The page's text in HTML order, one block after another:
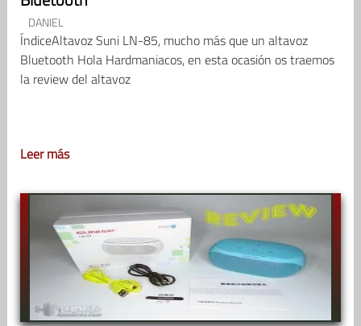
DANIEL
ÍndiceAltavoz Suni LN-85, mucho más que un altavoz
Bluetooth Hola Hardmaniacos, en esta ocasión os traemos
la review del altavoz
Leer más